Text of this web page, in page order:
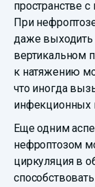
пространстве
При
даже выходить
вертикальном
к натяжению
что иногда
инфекционных
Еще одним
нефроптозом
циркуляция в